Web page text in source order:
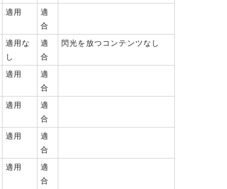
適用
適
合
適用な
し
適
合
閃光を放つコンテンツなし
適用
適
合
適用
適
合
適用
適
合
適用
適
合